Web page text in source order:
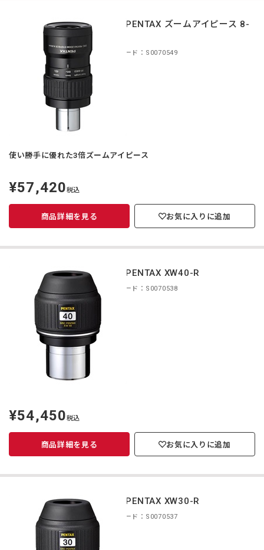
smc PENTAX ズームアイピース 8-
商品コード：S0070549
使い勝手に優れた3倍ズームアイピース
定
価
¥57,420税込
商品詳細を見る お気に入りに追加
smc PENTAX XW40-R
商品コード：S0070538
定
価
¥54,450税込
商品詳細を見る お気に入りに追加
smc PENTAX XW30-R
商品コード：S0070537